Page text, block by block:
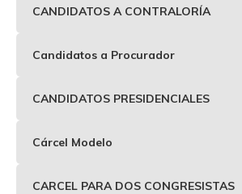
CANDIDATOS A CONTRALORÍA
Candidatos a Procurador
CANDIDATOS PRESIDENCIALES
Cárcel Modelo
CARCEL PARA DOS CONGRESISTAS